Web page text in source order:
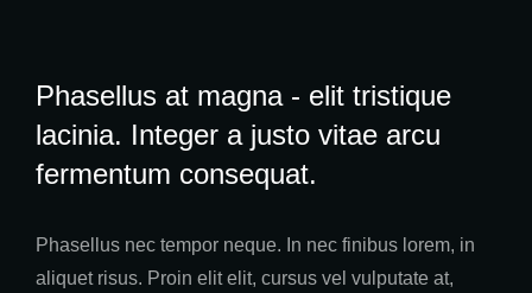
Phasellus at magna - elit tristique
lacinia. Integer a justo vitae arcu
fermentum consequat.
Phasellus nec tempor neque. In nec finibus lorem, in
aliquet risus. Proin elit elit, cursus vel vulputate at,